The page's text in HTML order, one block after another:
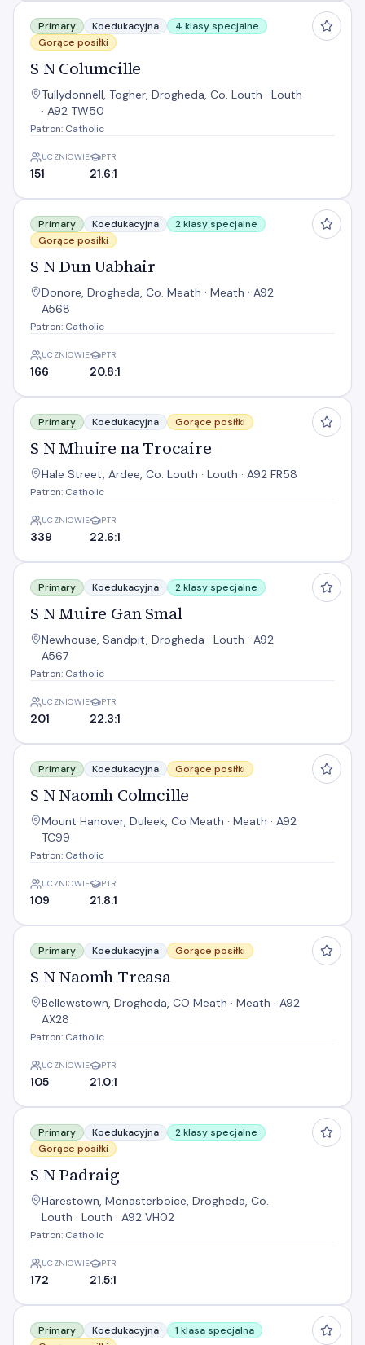
S N Columcille
Primary Koedukacyjna
4 klasy specjalne
Gorące posiłki
S N Columcille
Tullydonnell, Togher, Drogheda, Co. Louth · Louth
· A92 TW50
Patron: Catholic
UCZNIOWIE
151
PTR
21.6:1
S N Dun Uabhair
Primary Koedukacyjna
2 klasy specjalne
Gorące posiłki
S N Dun Uabhair
Donore, Drogheda, Co. Meath · Meath · A92
A568
Patron: Catholic
UCZNIOWIE
166
PTR
20.8:1
S N Mhuire na Trocaire
Primary Koedukacyjna Gorące posiłki
S N Mhuire na Trocaire
Hale Street, Ardee, Co. Louth · Louth · A92 FR58
Patron: Catholic
UCZNIOWIE
339
PTR
22.6:1
S N Muire Gan Smal
Primary Koedukacyjna 2 klasy specjalne
S N Muire Gan Smal
Newhouse, Sandpit, Drogheda · Louth · A92
A567
Patron: Catholic
UCZNIOWIE
201
PTR
22.3:1
S N Naomh Colmcille
Primary Koedukacyjna Gorące posiłki
S N Naomh Colmcille
Mount Hanover, Duleek, Co Meath · Meath · A92
TC99
Patron: Catholic
UCZNIOWIE
109
PTR
21.8:1
S N Naomh Treasa
Primary Koedukacyjna Gorące posiłki
S N Naomh Treasa
Bellewstown, Drogheda, CO Meath · Meath · A92
AX28
Patron: Catholic
UCZNIOWIE
105
PTR
21.0:1
S N Padraig
Primary Koedukacyjna
2 klasy specjalne
Gorące posiłki
S N Padraig
Harestown, Monasterboice, Drogheda, Co.
Louth · Louth · A92 VH02
Patron: Catholic
UCZNIOWIE
172
PTR
21.5:1
S N Tigh an Lubhair
Primary Koedukacyjna
1 klasa specjalna